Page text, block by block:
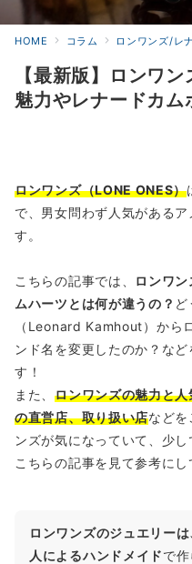
HOME コラム ロンワンズ/レ
【最新版】ロンワ
魅力やレナードカム
ロンワンズ（LONE ONES）
で、男女問わず人気がある
す。
こちらの記事では、 ロンワ
ムハーツとは何が違うの？
（Leonard Kamhout）から
ンド名を変更したのか？な
す！
また、ロンワンズの魅力と
の直営店、取り扱い店などを
ンズが気になっていて、少
こちらの記事を見て参考にし
ロンワンズのジュエリー
人によるハンドメイドで